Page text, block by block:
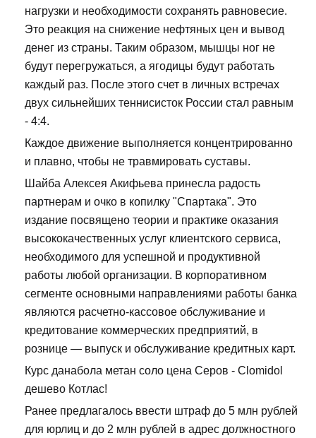
нагрузки и необходимости сохранять равновесие.
Это реакция на снижение нефтяных цен и вывод
денег из страны. Таким образом, мышцы ног не
будут перегружаться, а ягодицы будут работать
каждый раз. После этого счет в личных встречах
двух сильнейших теннисисток России стал равным
- 4:4.
Каждое движение выполняется концентрированно
и плавно, чтобы не травмировать суставы.
Шайба Алексея Акифьева принесла радость
партнерам и очко в копилку "Спартака". Это
издание посвящено теории и практике оказания
высококачественных услуг клиентского сервиса,
необходимого для успешной и продуктивной
работы любой организации. В корпоративном
сегменте основными направлениями работы банка
являются расчетно-кассовое обслуживание и
кредитование коммерческих предприятий, в
рознице — выпуск и обслуживание кредитных карт.
Курс данабола метан соло цена Серов - Clomidol
дешево Котлас!
Ранее предлагалось ввести штраф до 5 млн рублей
для юрлиц и до 2 млн рублей в адрес должностного